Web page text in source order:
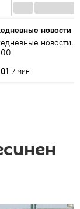
новости
новости.
7 мин